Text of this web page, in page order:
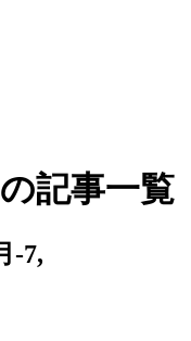
記事一覧
-7,